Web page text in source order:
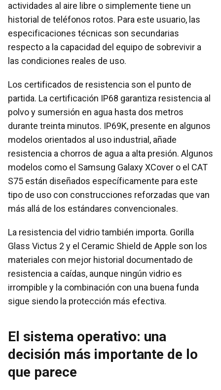
actividades al aire libre o simplemente tiene un
historial de teléfonos rotos. Para este usuario, las
especificaciones técnicas son secundarias
respecto a la capacidad del equipo de sobrevivir a
las condiciones reales de uso.
Los certificados de resistencia son el punto de
partida. La certificación IP68 garantiza resistencia al
polvo y sumersión en agua hasta dos metros
durante treinta minutos. IP69K, presente en algunos
modelos orientados al uso industrial, añade
resistencia a chorros de agua a alta presión. Algunos
modelos como el Samsung Galaxy XCover o el CAT
S75 están diseñados específicamente para este
tipo de uso con construcciones reforzadas que van
más allá de los estándares convencionales.
La resistencia del vidrio también importa. Gorilla
Glass Victus 2 y el Ceramic Shield de Apple son los
materiales con mejor historial documentado de
resistencia a caídas, aunque ningún vidrio es
irrompible y la combinación con una buena funda
sigue siendo la protección más efectiva.
El sistema operativo: una
decisión más importante de lo
que parece